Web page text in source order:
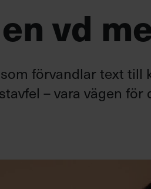
vd
förvandlar text till
– vara vägen